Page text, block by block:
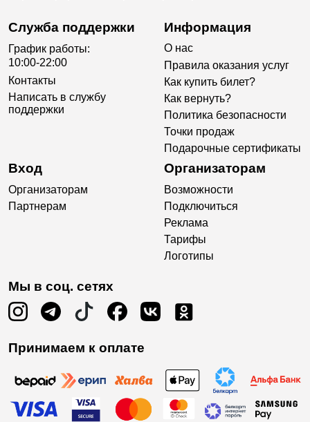
Служба поддержки
График работы:
10:00-22:00
Контакты
Написать в службу
поддержки
Информация
О нас
Правила оказания услуг
Как купить билет?
Как вернуть?
Политика безопасности
Точки продаж
Подарочные сертификаты
Вход
Организаторам
Партнерам
Организаторам
Возможности
Подключиться
Реклама
Тарифы
Логотипы
Мы в соц. сетях
Принимаем к оплате